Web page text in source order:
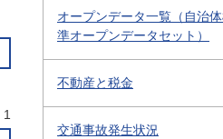
1
オープンデータ一覧（自治
準オープンデータセット）
不動産と税金
交通事故発生状況